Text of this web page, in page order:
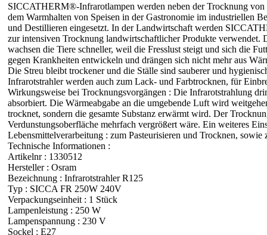
SICCATHERM®-Infrarotlampen werden neben der Trocknung
dem Warmhalten von Speisen in der Gastronomie im industriellen
und Destillieren eingesetzt. In der Landwirtschaft werden
zur intensiven Trocknung landwirtschaftlicher Produkte
wachsen die Tiere schneller, weil die Fresslust steigt und sich die
gegen Krankheiten entwickeln und drängen sich nicht mehr aus
Die Streu bleibt trockener und die Ställe sind sauberer und
Infrarotstrahler werden auch zum Lack- und Farbtrocknen, für
Wirkungsweise bei Trocknungsvorgängen : Die Infrarotstrahlung
absorbiert. Die Wärmeabgabe an die umgebende Luft wird
trocknet, sondern die gesamte Substanz erwärmt wird. Der
Verdunstungsoberfläche mehrfach vergrößert wäre. Ein weiteres
Lebensmittelverarbeitung : zum Pasteurisieren und Trocknen, sowie
Technische Informationen :
Artikelnr : 1330512
Hersteller : Osram
Bezeichnung : Infrarotstrahler R125
Typ : SICCA FR 250W 240V
Verpackungseinheit : 1 Stück
Lampenleistung : 250 W
Lampenspannung : 230 V
Sockel : E27